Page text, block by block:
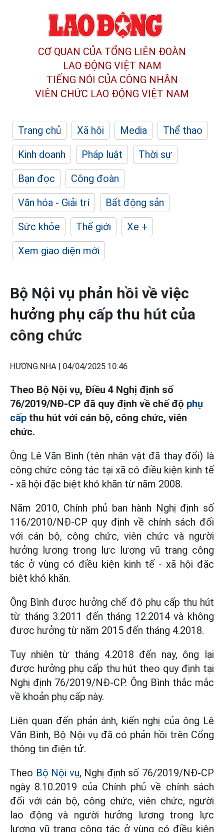
CƠ QUAN CỦA TỔNG LIÊN ĐOÀN
LAO ĐỘNG VIỆT NAM
TIẾNG NÓI CỦA CÔNG NHÂN
VIÊN CHỨC LAO ĐỘNG VIỆT NAM
Trang chủ Xã hội Media
Thể thao
Kinh doanh
Pháp luật
Thời sự
Bạn đọc
Công đoàn
Văn hóa - Giải trí
Bất động sản
Sức khỏe
Thế giới
Xe +
Xem giao diện mới
Bộ Nội vụ phản hồi về việc
hưởng phụ cấp thu hút của
công chức
HƯƠNG NHA | 04/04/2025 10:46
Theo Bộ Nội vụ, Điều 4 Nghị định số
76/2019/NĐ-CP đã quy định về chế độ phụ
cấp thu hút với cán bộ, công chức, viên
chức.
Ông Lê Văn Bình (tên nhân vật đã thay đổi) là
công chức công tác tại xã có điều kiện kinh tế
- xã hội đặc biệt khó khăn từ năm 2008.
Năm 2010, Chính phủ ban hành Nghị định số
116/2010/NĐ-CP quy định về chính sách đối
với cán bộ, công chức, viên chức và người
hưởng lương trong lực lượng vũ trang công
tác ở vùng có điều kiện kinh tế - xã hội đặc
biệt khó khăn.
Ông Bình được hưởng chế độ phụ cấp thu hút
từ tháng 3.2011 đến tháng 12.2014 và không
được hưởng từ năm 2015 đến tháng 4.2018.
Tuy nhiên từ tháng 4.2018 đến nay, ông lại
được hưởng phụ cấp thu hút theo quy định tại
Nghị định 76/2019/NĐ-CP. Ông Bình thắc mắc
về khoản phụ cấp này.
Liên quan đến phản ánh, kiến nghị của ông Lê
Văn Bình, Bộ Nội vụ đã có phản hồi trên Cổng
thông tin điện tử.
Theo Bộ Nội vụ, Nghị định số 76/2019/NĐ-CP
ngày 8.10.2019 của Chính phủ về chính sách
đối với cán bộ, công chức, viên chức, người
lao động và người hưởng lương trong lực
lượng vũ trang công tác ở vùng có điều kiện